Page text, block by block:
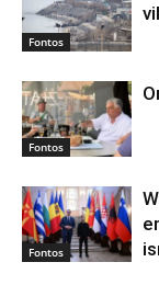
Fontos
Fontos
Fontos